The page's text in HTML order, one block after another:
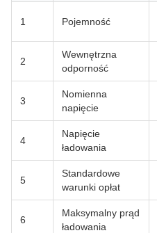
1 Pojemność
2
Wewnętrzna
odporność
3
Nomienna
napięcie
4
Napięcie
ładowania
5
Standardowe
warunki opłat
6
Maksymalny prąd
ładowania